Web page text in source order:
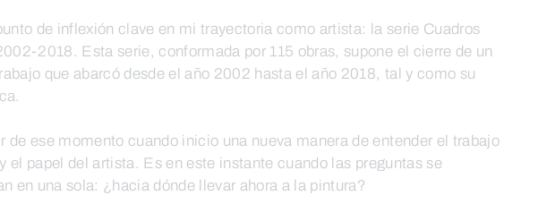
de inflexión clave en mi trayectoria como artista: la serie Cuadros
2018. Esta serie, conformada por 115 obras, supone el cierre de un
que abarcó desde el año 2002 hasta el año 2018, tal y como su
de ese momento cuando inicio una nueva manera de entender el trabajo
el papel del artista. Es en este instante cuando las preguntas se
en una sola: ¿hacia dónde llevar ahora a la pintura?